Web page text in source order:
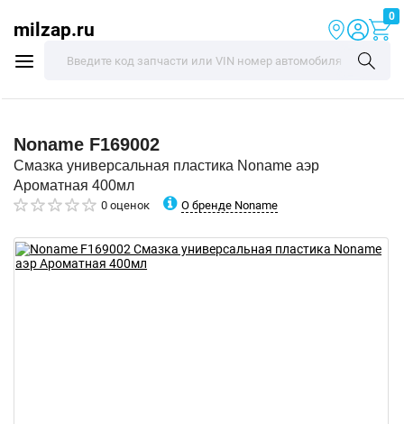
milzap.ru
0
Noname F169002
Смазка универсальная пластика Noname аэр
Ароматная 400мл
0 оценок О бренде Noname